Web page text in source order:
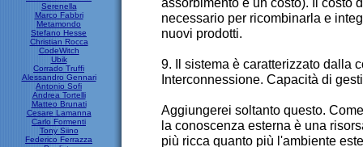
Serenella
Marco Fabbri
Metamondo
Stefano Hesse
Christian Rocca
CodeWitch
Ubik
Corrado Truffi
Alessandro Gennari
Antonio Sofi
Andrea Tortelli
Matteo Brunati
Cesare Lamanna
Carlo Formenti
Tony Siino
Federico Ferrazza
necessario per ricombinarla e
nuovi prodotti.
9. Il sistema è caratterizzato dalla
Interconnessione. Capacità di
Aggiungerei soltanto questo.
la conoscenza esterna è una
più ricca quanto più l'ambiente